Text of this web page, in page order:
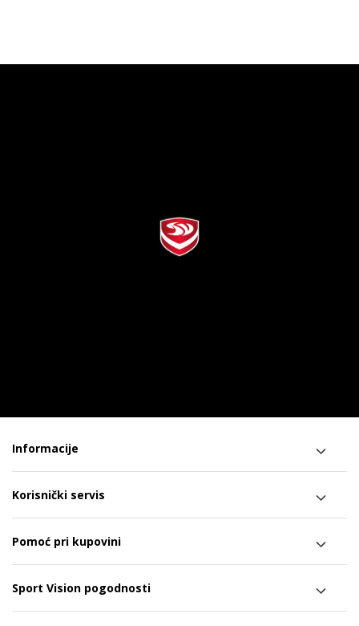
Informacije
Korisnički servis
Pomoć pri kupovini
Sport Vision pogodnosti